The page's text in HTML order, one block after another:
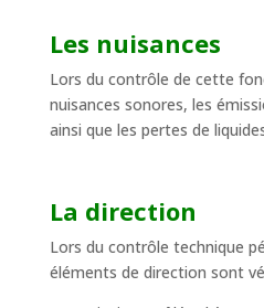
Les nuisances
Lors du contrôle de cette
nuisances sonores, les
ainsi que les pertes de
La direction
Lors du contrôle technique
éléments de direction sont